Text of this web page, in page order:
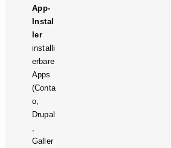
App-
Instal
ler
installi
erbare
Apps
(Conta
o,
Drupal
Galler